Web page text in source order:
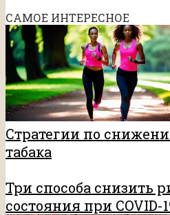
САМОЕ ИНТЕРЕСНОЕ
Стратегии по
табака
Три способа снизить
состояния при COVID-